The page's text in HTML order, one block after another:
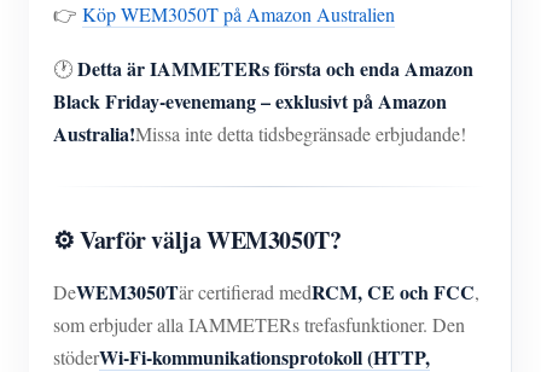
Ansökningar
Solar PV System Energiövervakning
Övervakare av elförbrukning
Fabrikens energiövervakning
Lagra
Resurser
Handledningsvideo
FAQ
Nyheter
Belöningsprogram
Om oss
👉 Köp WEM3050T på Amazon Australien
🕐Detta är IAMMETERs första och enda Amazon
Black Friday-evenemang – exklusivt på Amazon
Australia!Missa inte detta tidsbegränsade erbjudande!
⚙️ Varför välja WEM3050T?
DeWEM3050Tär certifierad medRCM, CE och FCC,
som erbjuder alla IAMMETERs trefasfunktioner. Den
stöderWi-Fi-kommunikationsprotokoll (HTTP,